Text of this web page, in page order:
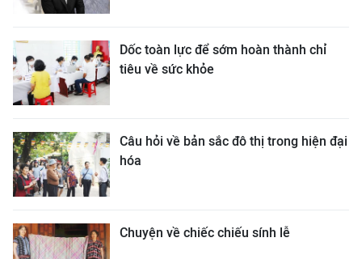
Dốc toàn lực để sớm hoàn thành chỉ
tiêu về sức khỏe
Câu hỏi về bản sắc đô thị trong hiện đại
hóa
Chuyện về chiếc chiếu sính lễ